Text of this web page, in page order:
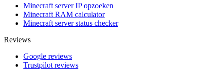
Minecraft server IP opzoeken
Minecraft RAM calculator
Minecraft server status checker
Reviews
Google reviews
Trustpilot reviews